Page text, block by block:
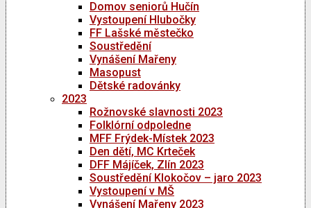
Domov seniorů Hučín
Vystoupení Hlubočky
FF Lašské městečko
Soustředění
Vynášení Mařeny
Masopust
Dětské radovánky
2023
Rožnovské slavnosti 2023
Folklórní odpoledne
MFF Frýdek-Místek 2023
Den dětí, MC Krteček
DFF Májíček, Zlín 2023
Soustředění Klokočov – jaro 2023
Vystoupení v MŠ
Vynášení Mařeny 2023